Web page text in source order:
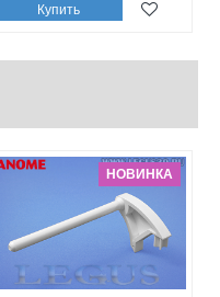
Купить
НОВИНКА